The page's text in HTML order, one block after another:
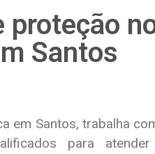
proteção
Santos
em Santos, trabalha
para